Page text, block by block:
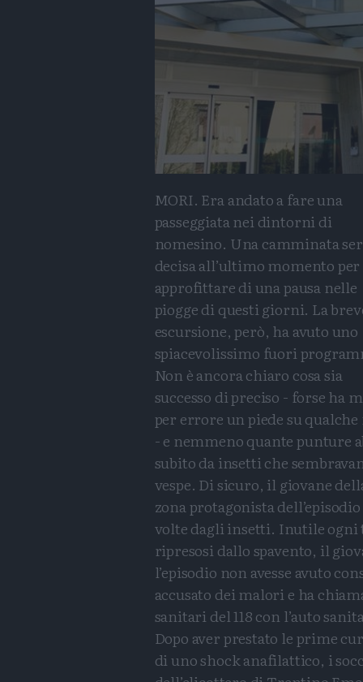
MORI. Era andato a fare una
passeggiata nei dintorni di
nomesino. Una camminata
decisa all’ultimo momento per
approfittare di una pausa nelle
piogge di questi giorni. La
escursione, però, ha avuto uno
spiacevolissimo fuori
Non è ancora chiaro cosa sia
successo di preciso - forse ha
per errore un piede su
- e nemmeno quante punture
subito da insetti che
vespe. Di sicuro, il giovane
zona protagonista
volte dagli insetti. Inutile
ripresosi dallo spavento, il
l’episodio non avesse avuto
accusato dei malori e ha
sanitari del 118 con l’auto
Dopo aver prestato le prime
di uno shock anafilattico, i